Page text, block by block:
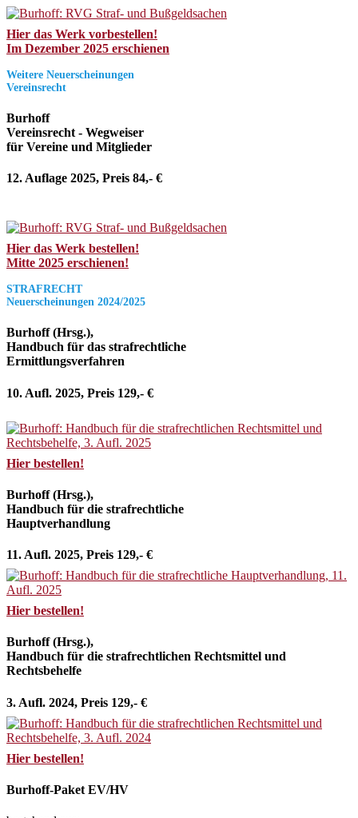
Hier das Werk vorbestellen!
Im Dezember 2025 erschienen
Weitere Neuerscheinungen
Vereinsrecht
Burhoff
Vereinsrecht - Wegweiser
für Vereine und Mitglieder
12. Auflage 2025, Preis 84,- €
Hier das Werk bestellen!
Mitte 2025 erschienen!
STRAFRECHT
Neuerscheinungen 2024/2025
Burhoff (Hrsg.),
Handbuch für das strafrechtliche
Ermittlungsverfahren
10. Aufl. 2025, Preis 129,- €
Hier bestellen!
Burhoff (Hrsg.),
Handbuch für die strafrechtliche
Hauptverhandlung
11. Aufl. 2025, Preis 129,- €
Hier bestellen!
Burhoff (Hrsg.),
Handbuch für die strafrechtlichen Rechtsmittel und
Rechtsbehelfe
3. Aufl. 2024, Preis 129,- €
Hier bestellen!
Burhoff-Paket EV/HV